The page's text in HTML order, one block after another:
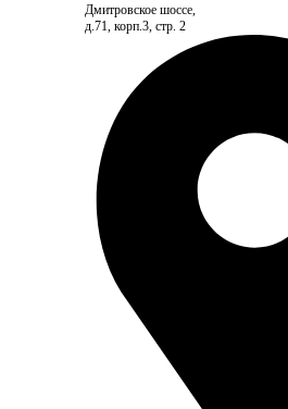
Дмитровское шоссе,
д.71, корп.3, стр. 2